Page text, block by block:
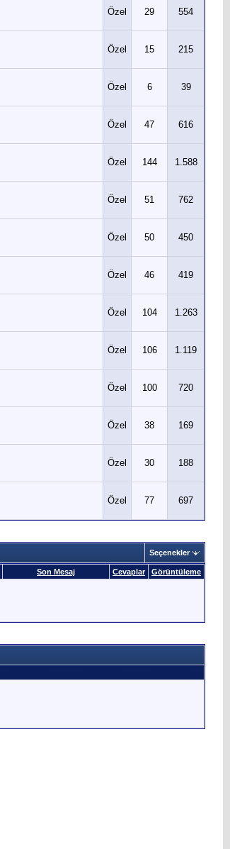
Özel 29 554
Özel 15 215
Özel 6 39
Özel 47 616
Özel 144 1.588
Özel 51 762
Özel 50 450
Özel 46 419
Özel 104 1.263
Özel 106 1.119
Özel 100 720
Özel 38 169
Özel 30 188
Özel 77 697
Seçenekler
Son Mesaj Cevaplar Görüntüleme